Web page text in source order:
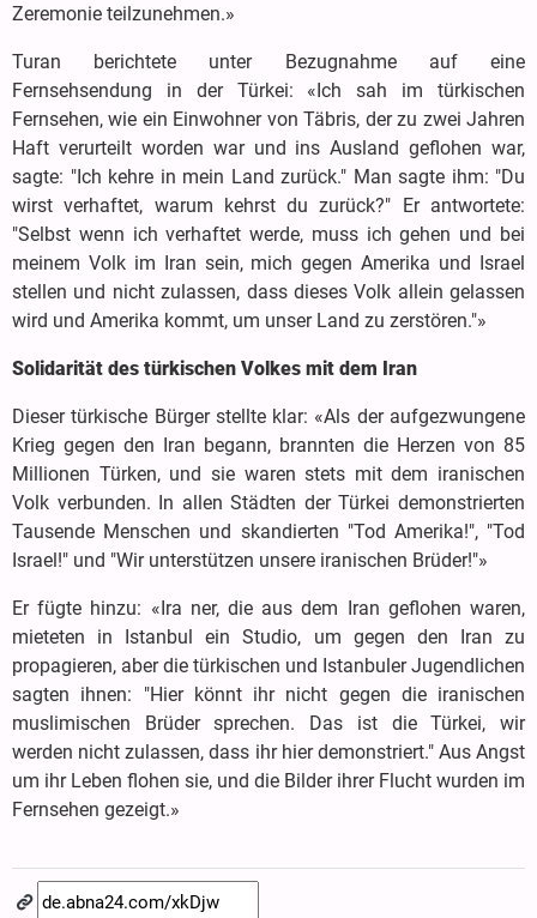
Zeremonie teilzunehmen.»
Turan berichtete unter Bezugnahme auf eine
Fernsehsendung in der Türkei: «Ich sah im türkischen
Fernsehen, wie ein Einwohner von Täbris, der zu zwei Jahren
Haft verurteilt worden war und ins Ausland geflohen war,
sagte: "Ich kehre in mein Land zurück." Man sagte ihm: "Du
wirst verhaftet, warum kehrst du zurück?" Er antwortete:
"Selbst wenn ich verhaftet werde, muss ich gehen und bei
meinem Volk im Iran sein, mich gegen Amerika und Israel
stellen und nicht zulassen, dass dieses Volk allein gelassen
wird und Amerika kommt, um unser Land zu zerstören."»
Solidarität des türkischen Volkes mit dem Iran
Dieser türkische Bürger stellte klar: «Als der aufgezwungene
Krieg gegen den Iran begann, brannten die Herzen von 85
Millionen Türken, und sie waren stets mit dem iranischen
Volk verbunden. In allen Städten der Türkei demonstrierten
Tausende Menschen und skandierten "Tod Amerika!", "Tod
Israel!" und "Wir unterstützen unsere iranischen Brüder!"»
Er fügte hinzu: «Ira ner, die aus dem Iran geflohen waren,
mieteten in Istanbul ein Studio, um gegen den Iran zu
propagieren, aber die türkischen und Istanbuler Jugendlichen
sagten ihnen: "Hier könnt ihr nicht gegen die iranischen
muslimischen Brüder sprechen. Das ist die Türkei, wir
werden nicht zulassen, dass ihr hier demonstriert." Aus Angst
um ihr Leben flohen sie, und die Bilder ihrer Flucht wurden im
Fernsehen gezeigt.»